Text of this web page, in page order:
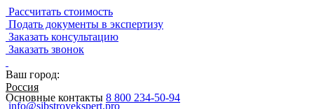
Рассчитать стоимость
Подать документы в экспертизу
Заказать консультацию
Заказать звонок
Ваш город:
Россия
Основные контакты 8 800 234-50-94
info@sibstroyekspert.pro